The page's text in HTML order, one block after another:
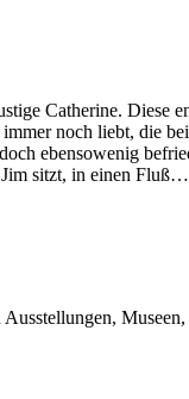
Catherine. Diese
noch liebt, die
ebensowenig
Jim sitzt, in einen Fluß…
Museen,